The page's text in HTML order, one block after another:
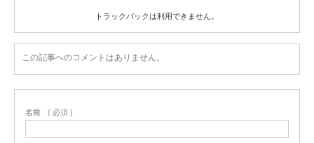
トラックバックは利用できません。
この記事へのコメントはありません。
名前 ( 必須 )